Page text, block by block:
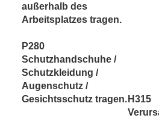
außerhalb des
Arbeitsplatzes tragen.
P280
Schutzhandschuhe /
Schutzkleidung /
Augenschutz /
Gesichtsschutz tragen. H315